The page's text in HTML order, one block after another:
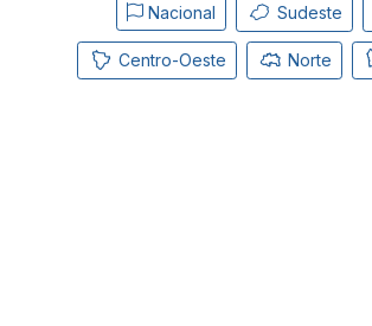
Nacional Sudeste
Centro-Oeste Norte